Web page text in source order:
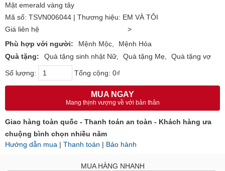
Mặt emerald vàng tây
Mã số: TSVN006044 | Thương hiệu: EM VÀ TÔI
Giá liên hệ
>
Phù hợp với người:
Mệnh Mộc
Mệnh Hỏa
Quà tặng:
Quà tặng sinh nhật Nữ Quà tặng Mẹ Quà tặng vợ
Số lượng: Tổng cộng: 0₫
MUA NGAY
Mang thịnh vượng về với bản thân
Giao hàng toàn quốc - Thanh toán an toàn - Khách hàng ưa
chuộng bình chọn nhiều năm
Hướng dẫn mua | Thanh toán | Bảo hành
MUA HÀNG NHANH